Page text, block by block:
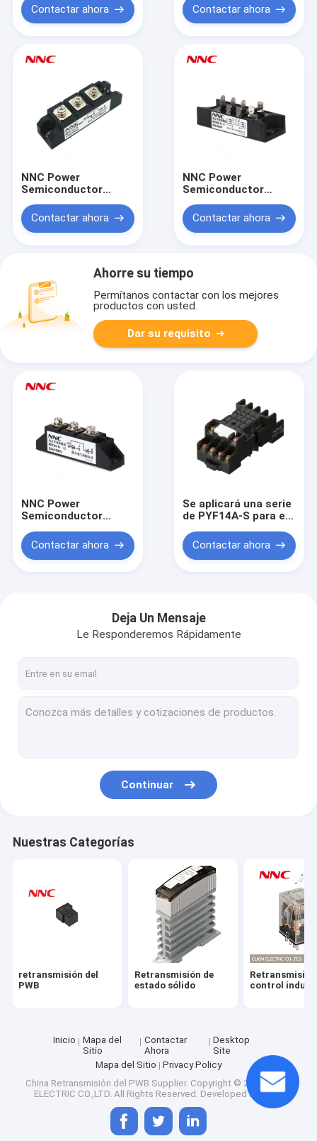
Visita a la fábrica
Contacto
noticias
retransmisión del PWB
Retransmisión de estado sólido
Retransmisión de control industrial
Contactar ahora
Contactar ahora
NNC Power
Semiconductor
Module
MFC/MFK/MFX/MFA
Contactar ahora
NNC Power
Semiconductor
Module MDS/MDQ
Contactar ahora
Ahorre su tiempo
Permítanos contactar con los mejores
productos con usted.
Dar su requisito
NNC Power
Semiconductor
Contactar ahora
Se aplicará una serie
de PYF14A-S para el
HHC68B/MY4/JQX-
18F/HH54P.
Contactar ahora
Deja Un Mensaje
Le Responderemos Rápidamente
Continuar
Nuestras Categorías
retransmisión del
PWB
Retransmisión de
estado sólido
Retransmisión
control
Inicio
Mapa del
Sitio
Contactar
Ahora
Desktop
Site
Mapa del Sitio
Privacy Policy
China Retransmisión del PWB Supplier. Copyright © 2026 CLION
ELECTRIC CO.,LTD. All Rights Reserved. Developed byECER